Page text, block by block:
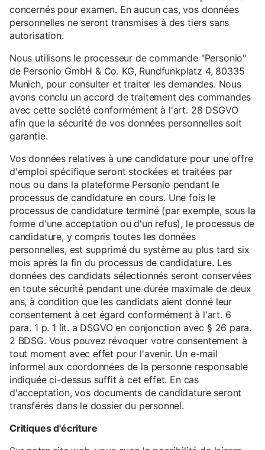
concernés pour examen. En aucun cas, vos données
personnelles ne seront transmises à des tiers sans
autorisation.
Nous utilisons le processeur de commande "Personio"
de Personio GmbH & Co. KG, Rundfunkplatz 4, 80335
Munich, pour consulter et traiter les demandes. Nous
avons conclu un accord de traitement des commandes
avec cette société conformément à l'art. 28 DSGVO
afin que la sécurité de vos données personnelles soit
garantie.
Vos données relatives à une candidature pour une offre
d'emploi spécifique seront stockées et traitées par
nous ou dans la plateforme Personio pendant le
processus de candidature en cours. Une fois le
processus de candidature terminé (par exemple, sous la
forme d'une acceptation ou d'un refus), le processus de
candidature, y compris toutes les données
personnelles, est supprimé du système au plus tard six
mois après la fin du processus de candidature. Les
données des candidats sélectionnés seront conservées
en toute sécurité pendant une durée maximale de deux
ans, à condition que les candidats aient donné leur
consentement à cet égard conformément à l'art. 6
para. 1 p. 1 lit. a DSGVO en conjonction avec § 26 para.
2 BDSG. Vous pouvez révoquer votre consentement à
tout moment avec effet pour l'avenir. Un e-mail
informel aux coordonnées de la personne responsable
indiquée ci-dessus suffit à cet effet. En cas
d'acceptation, vos documents de candidature seront
transférés dans le dossier du personnel.
Critiques d'écriture